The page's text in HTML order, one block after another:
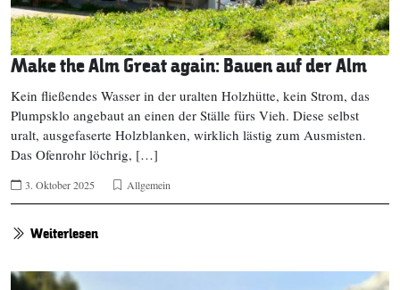
Make the Alm Great again: Bauen auf der Alm
Kein fließendes Wasser in der uralten Holzhütte, kein Strom, das
Plumpsklo angebaut an einen der Ställe fürs Vieh. Diese selbst
uralt, ausgefaserte Holzblanken, wirklich lästig zum Ausmisten.
Das Ofenrohr löchrig, […]
3. Oktober 2025 Allgemein
Weiterlesen